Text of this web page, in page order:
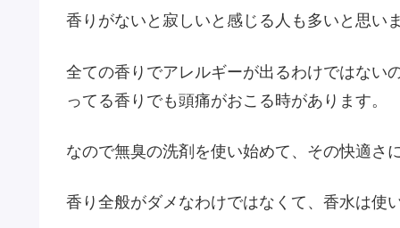
香りがないと寂しいと感じる人も多いと思い
全ての香りでアレルギーが出るわけではない
ってる香りでも頭痛がおこる時があります。
なので無臭の洗剤を使い始めて、その快適さ
香り全般がダメなわけではなくて、香水は使